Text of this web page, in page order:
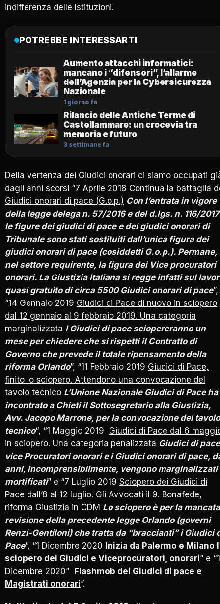
indifferenza delle Istituzioni.
POTREBBE INTERESSARTI
Aumento attacchi informatici:
mancano i “difensori”, l’allarme
dell’Agenzia per la Cybersicurezza
Nazionale
1 giorno fa
Rilancio delle Antiche Terme di
Castellammare: un crocevia tra
memoria e futuro
3 settimane fa
Della vertenza dei Giudici onorari ci siamo occupati
dagli anni scorsi “7 Aprile 2018 Continua la battaglia
Giudici onorari di pace (G.o.p.) Con l’entrata in vigore
della legge delega n. 57/2016 e del d.lgs. n. 116/2017
le figure dei giudici di pace e dei giudici onorari di
Tribunale sono stati sostituiti dall’unica figura dei
giudici onorari di pace (cosiddetti G.o.p.). Permane,
nel settore requirente, la figura dei Vice procuratori
onorari. La Giustizia Italiana si regge infatti sul
quasi gratuito di circa 5500 Giudici onorari di pace”,
“14 Gennaio 2019 Giudici di Pace di nuovo in sciopero
dal 12 gennaio al 9 febbraio 2019. Una categoria
marginalizzata I Giudici di pace sciopereranno un
mese per chiedere che si rispetti il Contratto di
Governo che prevede il totale ripensamento della
riforma Orlando”, “11 Febbraio 2019 Giudici di Pace,
finito lo sciopero. Attendono una convocazione del
tavolo tecnico L’Unione Nazionale Giudici di Pace ha
incontrato a Chieti il Sottosegretario alla Giustizia,
Avv. Jacopo Marrone, per la convocazione del tavolo
tecnico“, “1 Maggio 2019 Giudici di Pace dal 6
in sciopero. Una categoria penalizzata Giudici di
vice Procuratori onorari e i Giudici onorari di pace,
anni, incomprensibilmente, vengono marginalizzati
mortificati” e “7 Luglio 2019 Sciopero dei Giudici di
Pace dall’8 al 12 luglio. Gli Avvocati il 9. Bonafede,
riforma Giustizia in CDM Lo sciopero è per la mancata
revisione della precedente legge Orlando (governi
Renzi-Gentiloni) che tratta da “braccianti” i Giudici
Pace”, “1 Dicembre 2020 Inizia da Palermo e Milano
sciopero dei Giudici e Viceprocuratori, onorari” e
Dicembre 2020” Flashmob dei Giudici di pace e
Magistrati onorari”.